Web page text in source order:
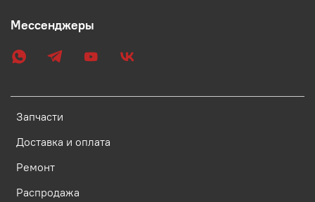
Запчасти
Доставка и оплата
Ремонт
Распродажа
Мессенджеры